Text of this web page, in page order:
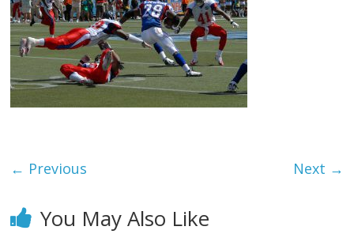
← Previous Next →
You May Also Like